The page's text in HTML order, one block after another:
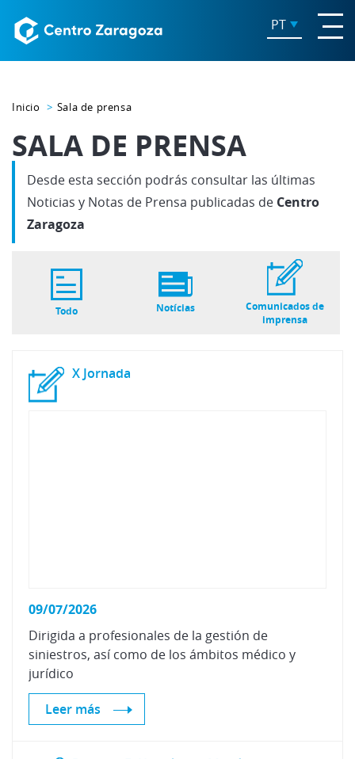
PT
Inicio Sala de prensa
SALA DE PRENSA
Desde esta sección podrás consultar las últimas
Noticias y Notas de Prensa publicadas de Centro
Zaragoza
Todo Notícias
Comunicados de
imprensa
X Jornada
09/07/2026
Dirigida a profesionales de la gestión de
siniestros, así como de los ámbitos médico y
jurídico
Leer más